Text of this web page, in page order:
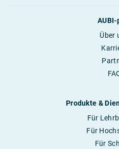
AUBI-
Über
Produkte &
Für
Für
Für